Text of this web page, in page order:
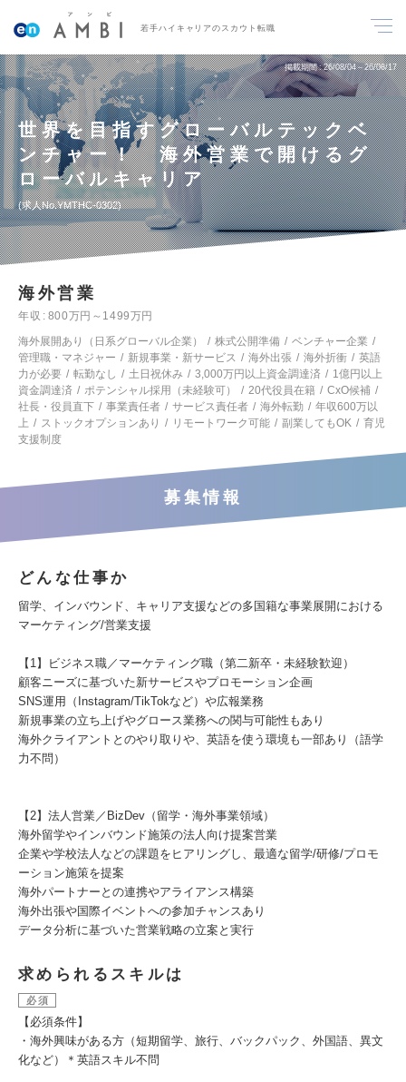
若手ハイキャリアのスカウト転職
掲載期間 26/08/04～26/08/17
世界を目指すグローバルテックベ
ンチャー！ 海外営業で開けるグ
ローバルキャリア
求人No.YMTHC-0302
海外営業
年収
800万円～1499万円
海外展開あり（日系グローバル企業）
株式公開準備
ベンチャー企業
管理職・マネジャー
新規事業・新サービス 海外出張 海外折衝
英語
力が必要
転勤なし 土日祝休み 3,000万円以上資金調達済
1億円以上
資金調達済
ポテンシャル採用（未経験可） 20代役員在籍
CxO候補
社長・役員直下
事業責任者 サービス責任者 海外転勤
年収600万以
上
ストックオプションあり リモートワーク可能 副業してもOK
育児
支援制度
募集情報
どんな仕事か
留学、インバウンド、キャリア支援などの多国籍な事業展開における
マーケティング/営業支援
【1】ビジネス職／マーケティング職（第二新卒・未経験歓迎）
顧客ニーズに基づいた新サービスやプロモーション企画
SNS運用（Instagram/TikTokなど）や広報業務
新規事業の立ち上げやグロース業務への関与可能性もあり
海外クライアントとのやり取りや、英語を使う環境も一部あり（語学
力不問）
【2】法人営業／BizDev（留学・海外事業領域）
海外留学やインバウンド施策の法人向け提案営業
企業や学校法人などの課題をヒアリングし、最適な留学/研修/プロモ
ーション施策を提案
海外パートナーとの連携やアライアンス構築
海外出張や国際イベントへの参加チャンスあり
データ分析に基づいた営業戦略の立案と実行
求められるスキルは
必須
【必須条件】
・海外興味がある方（短期留学、旅行、バックパック、外国語、異文
化など）＊英語スキル不問